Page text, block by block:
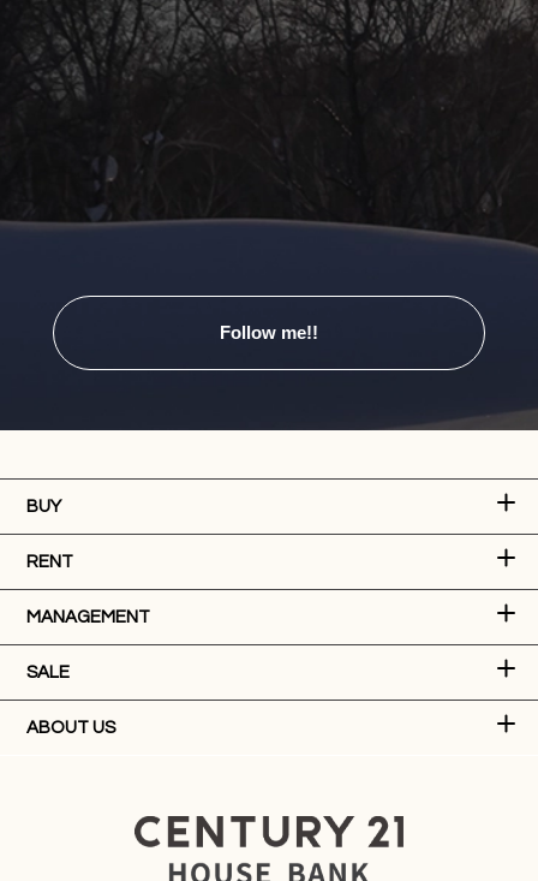
Follow me!!
BUY
RENT
MANAGEMENT
SALE
ABOUT US